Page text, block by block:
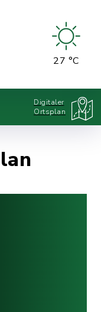
27 °C
Digitaler
Ortsplan